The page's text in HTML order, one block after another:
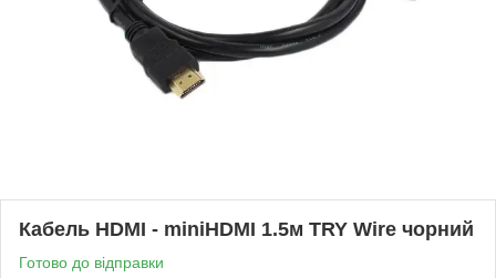
Кабель HDMI - miniHDMI 1.5м TRY Wire чорний
Готово до відправки